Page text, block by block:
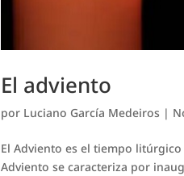
El adviento
por Luciano García Medeiros |
El Adviento es el tiempo
Adviento se caracteriza por